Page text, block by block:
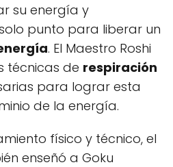
su energía y
punto para liberar un
. El Maestro Roshi
técnicas de respiración
para lograr esta
de la energía.
físico y técnico, el
enseñó a Goku